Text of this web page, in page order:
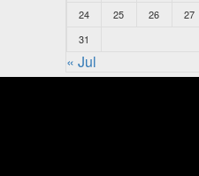
24
25 26 27
31
« Jul